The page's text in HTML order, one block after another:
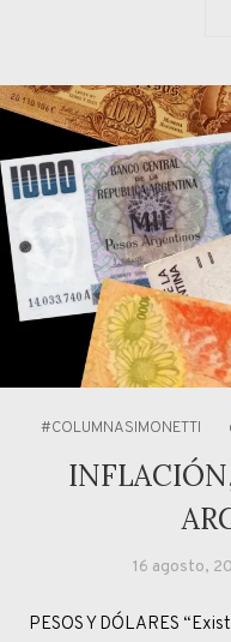
#COLUMNASIMONETTI
16 agosto,
PESOS Y DÓLARES